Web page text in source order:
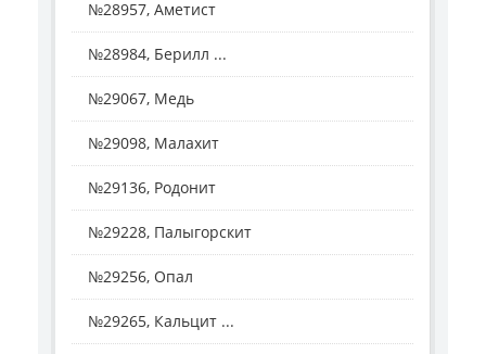
№28957, Аметист
№28984, Берилл ...
№29067, Медь
№29098, Малахит
№29136, Родонит
№29228, Палыгорскит
№29256, Опал
№29265, Кальцит ...